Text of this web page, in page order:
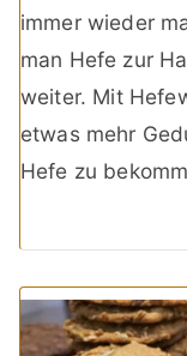
immer wieder
man Hefe zur
weiter. Mit
etwas mehr
Hefe zu